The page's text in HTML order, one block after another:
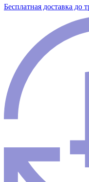
Бесплатная доставка до